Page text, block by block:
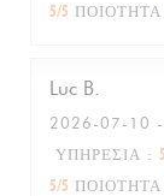
5/5
Luc B
2026-07-10
ΥΠΗΡΕΣΊΑ : 5
5/5